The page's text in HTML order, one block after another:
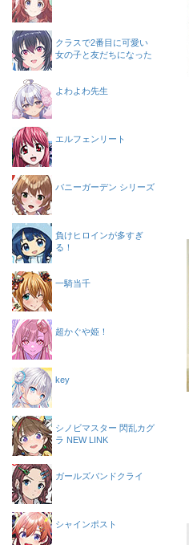
クラスで2番目に可愛い
女の子と友だちになった
よわよわ先生
エルフェンリート
バニーガーデン シリーズ
負けヒロインが多すぎ
る！
一騎当千
超かぐや姫！
key
シノビマスター 閃乱カグ
ラ NEW LINK
ガールズバンドクライ
シャインポスト